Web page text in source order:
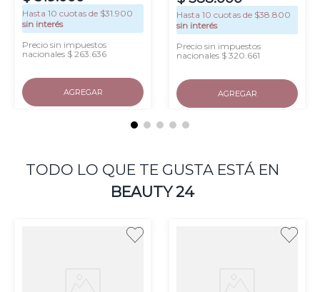
Hasta 10 cuotas de $31.900
sin interés
Precio sin impuestos
nacionales $ 263.636
AGREGAR
Hasta 10 cuotas de $38.800
sin interés
Precio sin impuestos
nacionales $ 320.661
AGREGAR
TODO LO QUE TE GUSTA ESTÁ EN
BEAUTY 24